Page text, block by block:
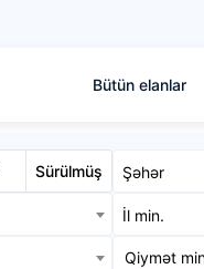
Bütün elanlar
Sürülmüş Şəhər
İl min.